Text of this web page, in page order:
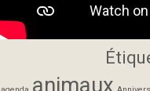
animaux